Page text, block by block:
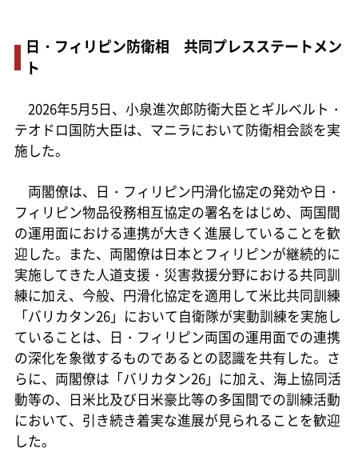
日・フィリピン防衛相 共同プレスステートメン
ト
2026年5月5日、小泉進次郎防衛大臣とギルベルト・
テオドロ国防大臣は、マニラにおいて防衛相会談を実
施した。
両閣僚は、日・フィリピン円滑化協定の発効や日・
フィリピン物品役務相互協定の署名をはじめ、両国間
の運用面における連携が大きく進展していることを歓
迎した。また、両閣僚は日本とフィリピンが継続的に
実施してきた人道支援・災害救援分野における共同訓
練に加え、今般、円滑化協定を適用して米比共同訓練
「バリカタン26」において自衛隊が実動訓練を実施し
ていることは、日・フィリピン両国の運用面での連携
の深化を象徴するものであるとの認識を共有した。さ
らに、両閣僚は「バリカタン26」に加え、海上協同活
動等の、日米比及び日米豪比等の多国間での訓練活動
において、引き続き着実な進展が見られることを歓迎
した。